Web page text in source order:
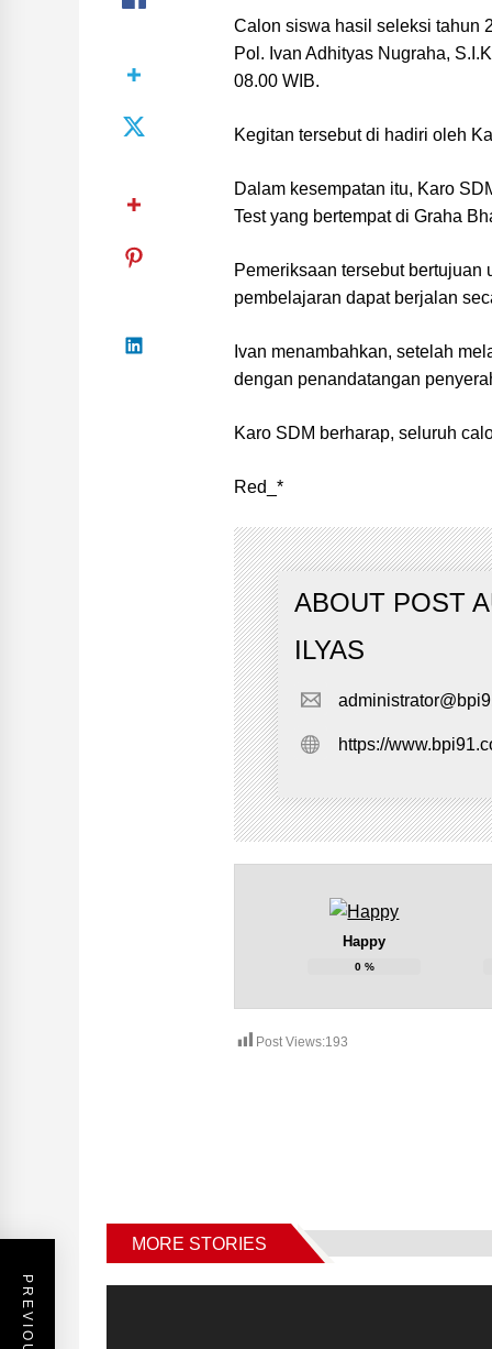
Calon siswa hasil seleksi tahun
Pol. Ivan Adhityas Nugraha,
08.00 WIB.
Kegitan tersebut di hadiri oleh
Dalam kesempatan itu, Karo
Test yang bertempat di Graha
Pemeriksaan tersebut
pembelajaran dapat berjalan
Ivan menambahkan, setelah
dengan penandatangan
Karo SDM berharap, seluruh
Red_*
ABOUT POST
ILYAS
https://
Happy
0%
Post Views:193
MORE STORIES